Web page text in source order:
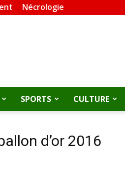
Nécrologie
SPORTS CULTURE
d’or 2016